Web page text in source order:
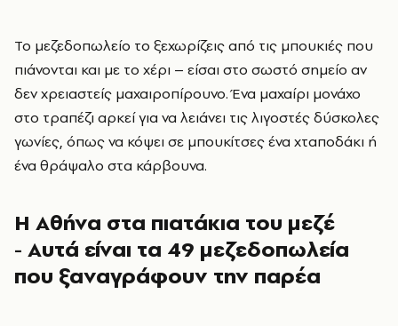
Το μεζεδοπωλείο το ξεχωρίζεις από τις μπουκιές που
πιάνονται και με το χέρι – είσαι στο σωστό σημείο αν
δεν χρειαστείς μαχαιροπίρουνο. Ένα μαχαίρι μονάχο
στο τραπέζι αρκεί για να λειάνει τις λιγοστές δύσκολες
γωνίες, όπως να κόψει σε μπουκίτσες ένα χταποδάκι ή
ένα θράψαλο στα κάρβουνα.
Η Αθήνα στα πιατάκια του μεζέ
- Αυτά είναι τα 49 μεζεδοπωλεία
που ξαναγράφουν την παρέα